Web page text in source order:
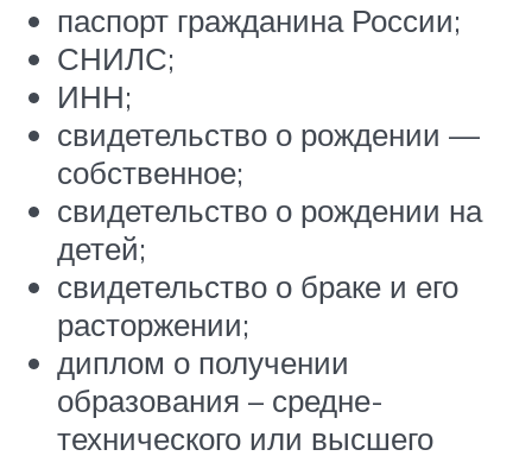
паспорт гражданина России;
СНИЛС;
ИНН;
свидетельство о рождении —
собственное;
свидетельство о рождении на
детей;
свидетельство о браке и его
расторжении;
диплом о получении
образования – средне-
технического или высшего